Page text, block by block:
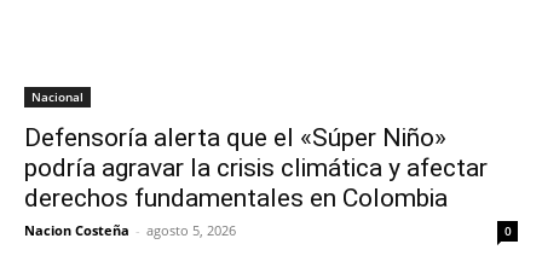
Nacional
Defensoría alerta que el «Súper Niño»
podría agravar la crisis climática y afectar
derechos fundamentales en Colombia
Nacion Costeña - agosto 5, 2026 0